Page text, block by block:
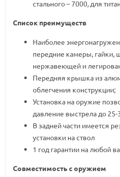
стального – 7000, для
Список преимуществ
Наиболее
передние камеры, гайки,
нержавеющей и
Передняя крышка из
облегчения конструкции;
Установка на оружие
давление выстрела до 25-
В задней части имеется
установки на ствол
1 год гарантии на любой
Совместимость с оружием